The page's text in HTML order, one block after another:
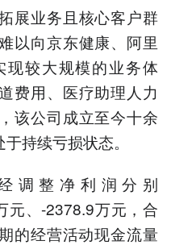
展业务且核心客户群
以向京东健康、阿里
较大规模的业务体
费用、医疗助理人力
该公司成立至今十余
持续亏损状态。
调整净利润分别
元、-2378.9万元，合
的经营活动现金流量